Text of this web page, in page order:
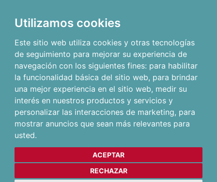
Utilizamos cookies
Este sitio web utiliza cookies y otras tecnologías
de seguimiento para mejorar su experiencia de
navegación con los siguientes fines: para habilitar
la funcionalidad básica del sitio web, para brindar
una mejor experiencia en el sitio web, medir su
interés en nuestros productos y servicios y
personalizar las interacciones de marketing, para
mostrar anuncios que sean más relevantes para
usted.
ACEPTAR
RECHAZAR